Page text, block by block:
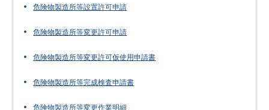
危険物製造所等設置許可申請
危険物製造所等変更許可申請
危険物製造所等変更許可仮使用申請書
危険物製造所等完成検査申請書
危険物製造所等変更作業明細